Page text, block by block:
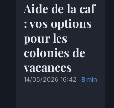
Aide de la caf
: vos options
pour les
colonies de
vacances
14/05/2026 16:42 8 min